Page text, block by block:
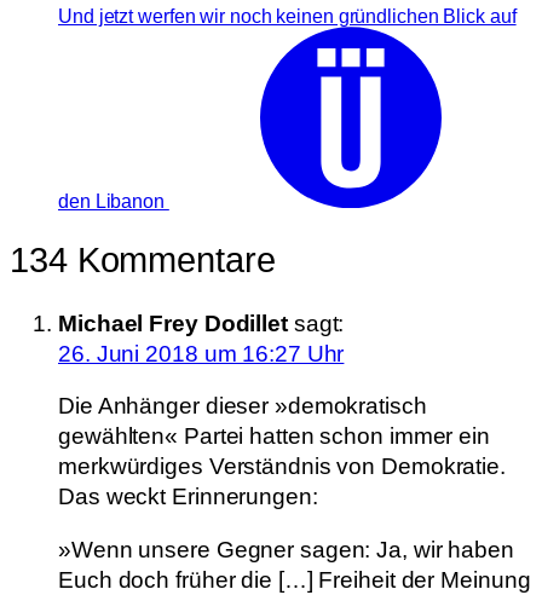
Und jetzt werfen wir noch keinen gründlichen Blick auf
den Libanon
134 Kommentare
Michael Frey Dodillet sagt:
26. Juni 2018 um 16:27 Uhr
Die Anhänger dieser »demokratisch
gewählten« Partei hatten schon immer ein
merkwürdiges Verständnis von Demokratie.
Das weckt Erinnerungen:
»Wenn unsere Gegner sagen: Ja, wir haben
Euch doch früher die […] Freiheit der Meinung